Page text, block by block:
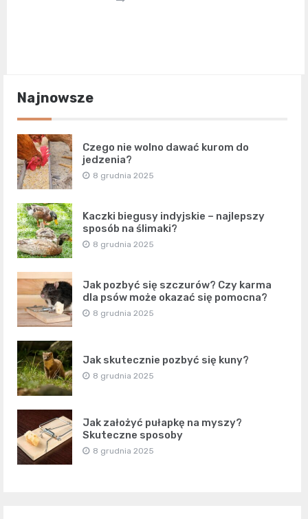
Najnowsze
Czego nie wolno dawać kurom do
jedzenia?
8 grudnia 2025
Kaczki biegusy indyjskie – najlepszy
sposób na ślimaki?
8 grudnia 2025
Jak pozbyć się szczurów? Czy karma
dla psów może okazać się pomocna?
8 grudnia 2025
Jak skutecznie pozbyć się kuny?
8 grudnia 2025
Jak założyć pułapkę na myszy?
Skuteczne sposoby
8 grudnia 2025